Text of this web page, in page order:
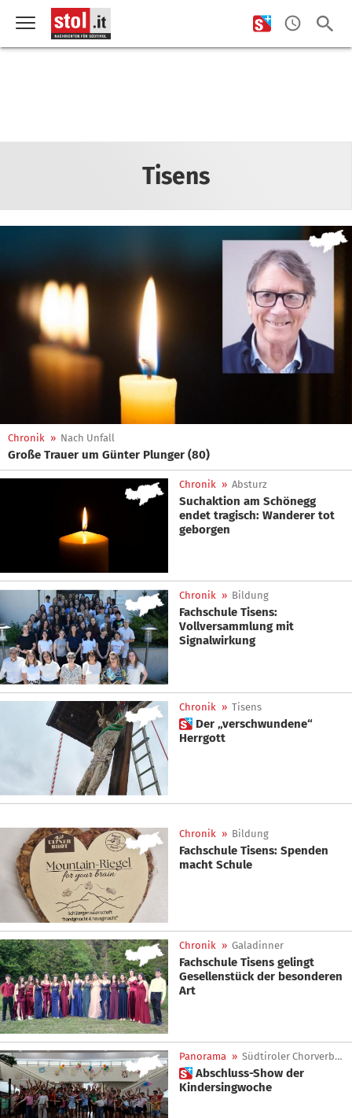
Tisens
Chronik » Nach Unfall
Große Trauer um Günter Plunger (80)
Chronik » Absturz
Suchaktion am Schönegg
endet tragisch: Wanderer tot
geborgen
Chronik » Bildung
Fachschule Tisens:
Vollversammlung mit
Signalwirkung
Chronik » Tisens
 Der „verschwundene“
Herrgott
Chronik » Bildung
Fachschule Tisens: Spenden
macht Schule
Chronik » Galadinner
Fachschule Tisens gelingt
Gesellenstück der besonderen
Art
Panorama » Südtiroler Chorverband
 Abschluss-Show der
Kindersingwoche